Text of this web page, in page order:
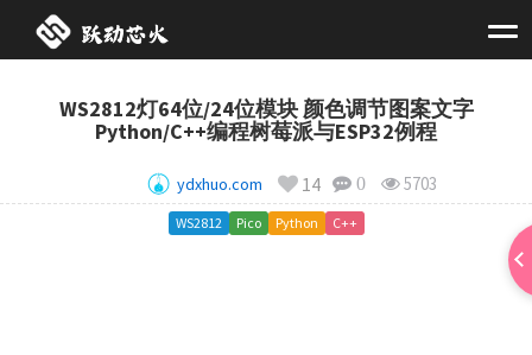
WS2812灯64位/24位模块 颜色调节图案文字
Python/C++编程树莓派与ESP32例程
5703
0
14
ydxhuo.com
WS2812 Pico Python C++